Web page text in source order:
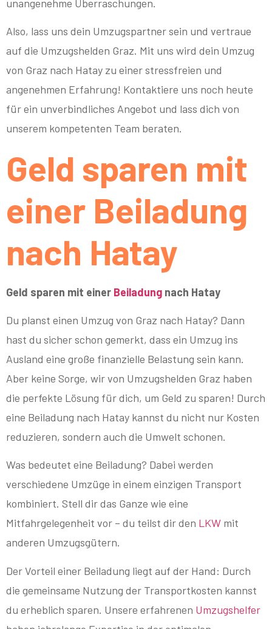
unangenehme Überraschungen.
Also, lass uns dein Umzugspartner sein und vertraue
auf die Umzugshelden Graz. Mit uns wird dein Umzug
von Graz nach Hatay zu einer stressfreien und
angenehmen Erfahrung! Kontaktiere uns noch heute
für ein unverbindliches Angebot und lass dich von
unserem kompetenten Team beraten.
Geld sparen mit
einer Beiladung
nach Hatay
Geld sparen mit einer Beiladung nach Hatay
Du planst einen Umzug von Graz nach Hatay? Dann
hast du sicher schon gemerkt, dass ein Umzug ins
Ausland eine große finanzielle Belastung sein kann.
Aber keine Sorge, wir von Umzugshelden Graz haben
die perfekte Lösung für dich, um Geld zu sparen! Durch
eine Beiladung nach Hatay kannst du nicht nur Kosten
reduzieren, sondern auch die Umwelt schonen.
Was bedeutet eine Beiladung? Dabei werden
verschiedene Umzüge in einem einzigen Transport
kombiniert. Stell dir das Ganze wie eine
Mitfahrgelegenheit vor – du teilst dir den LKW mit
anderen Umzugsgütern.
Der Vorteil einer Beiladung liegt auf der Hand: Durch
die gemeinsame Nutzung der Transportkosten kannst
du erheblich sparen. Unsere erfahrenen Umzugshelfer